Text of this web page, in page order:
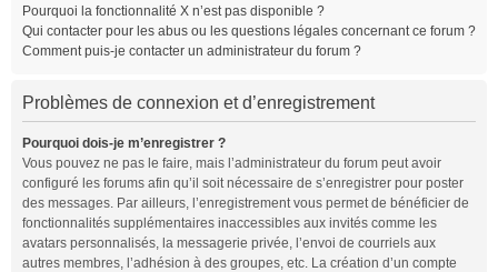
Pourquoi la fonctionnalité X n’est pas disponible ?
Qui contacter pour les abus ou les questions légales concernant ce forum ?
Comment puis-je contacter un administrateur du forum ?
Problèmes de connexion et d’enregistrement
Pourquoi dois-je m’enregistrer ?
Vous pouvez ne pas le faire, mais l’administrateur du forum peut avoir
configuré les forums afin qu’il soit nécessaire de s’enregistrer pour poster
des messages. Par ailleurs, l’enregistrement vous permet de bénéficier de
fonctionnalités supplémentaires inaccessibles aux invités comme les
avatars personnalisés, la messagerie privée, l’envoi de courriels aux
autres membres, l’adhésion à des groupes, etc. La création d’un compte